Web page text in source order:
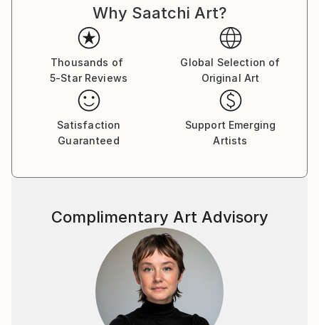
Promuovere l'immaginazione, l'immaginazione di
qualcosa che non esiste, o che esiste, ma ancora non
L'immaginazione e l'interpretazione delle forme sono
la vera differenza tra voi e gli altri
Questa è l'interpretazione macrocosmica, questa è
immaginazione astratta di forme tangibili.
che nonostante ci circondi, e quasi, ci appartenga,
non ne conosciamo le forme, la sostanza, la poesia,
Niente è più perfetto di quello che ci circonda, di
quello che siamo e di quello che è.
Why Saatchi Art?
Thousands of
5-Star Reviews
Global Selection of
Original Art
Satisfaction
Guaranteed
Support Emerging
Artists
Complimentary Art Advisory